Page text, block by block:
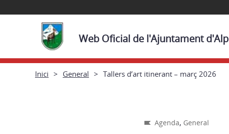
Web Oficial de l'Ajuntament d'Alp
Inici General Tallers d’art itinerant – març 2026
Agenda, General